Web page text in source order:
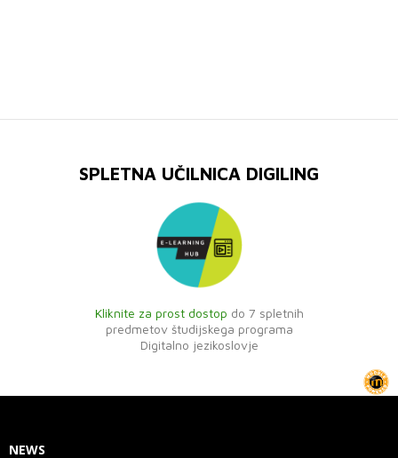
SPLETNA UČILNICA DIGILING
Kliknite za prost dostop do 7 spletnih
predmetov študijskega programa
Digitalno jezikoslovje
NEWS